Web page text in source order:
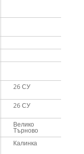
26 СУ
26 СУ
Велико
Търново
Калинка